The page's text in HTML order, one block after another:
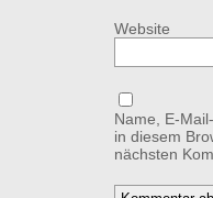
Website
Name, E-
in diesem
nächsten